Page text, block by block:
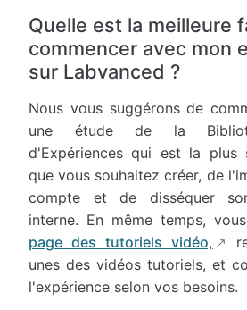
Quelle est la meilleure
commencer avec mon
sur Labvanced ?
Nous vous suggérons de
une étude de la
d'Expériences qui est la plus
que vous souhaitez créer, de
compte et de disséquer
interne. En même temps,
page des tutoriels vidéo,
unes des vidéos tutoriels, et
l'expérience selon vos besoins.